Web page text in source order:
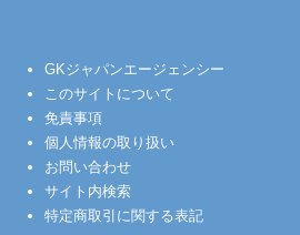
GKジャパンエージェンシー
このサイトについて
免責事項
個人情報の取り扱い
お問い合わせ
サイト内検索
特定商取引に関する表記